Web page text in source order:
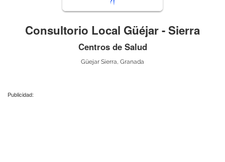
Consultorio Local Güéjar - Sierra
Centros de Salud
Güejar Sierra, Granada
Publicidad: